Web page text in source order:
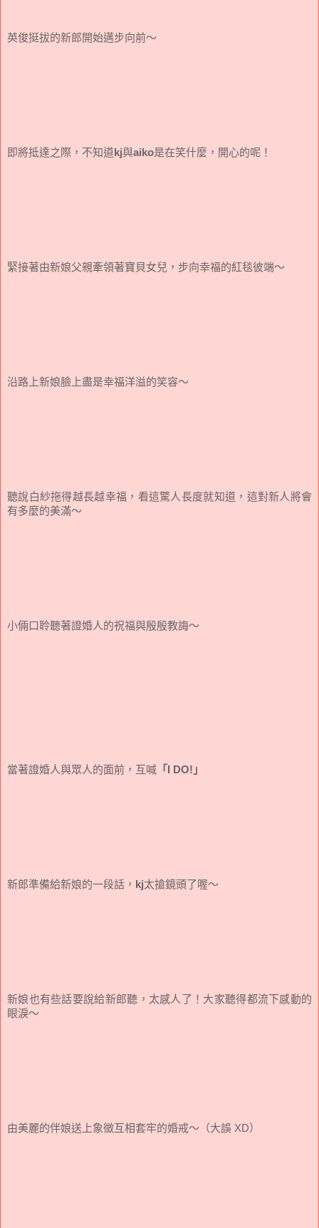
英俊挺拔的新郎開始邁步向前～
即將抵達之際，不知道kj與aiko是在笑什麼，開心的呢！
緊接著由新娘父親牽領著寶貝女兒，步向幸福的紅毯彼端～
沿路上新娘臉上盡是幸福洋溢的笑容～
聽說白紗拖得越長越幸福，看這驚人長度就知道，這對新人將會
有多麼的美滿～
小倆口聆聽著證婚人的祝福與殷殷教誨～
當著證婚人與眾人的面前，互喊 「I DO!」
新郎準備給新娘的一段話， kj太搶鏡頭了喔～
新娘也有些話要說給新郎聽，太感人了！大家聽得都流下感動的
眼淚～
由美麗的伴娘送上象徵互相套牢的婚戒～（大誤 XD）